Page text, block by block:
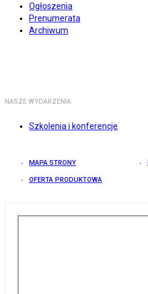
Ogłoszenia
Prenumerata
Archiwum
NASZE WYDARZENIA
Szkolenia i konferencje
MAPA STRONY
OFERTA PRODUKTOWA